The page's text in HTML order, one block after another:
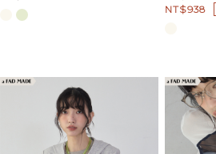
NT$938